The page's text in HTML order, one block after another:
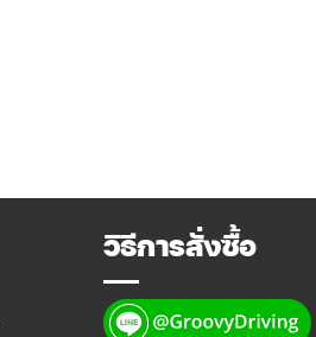
วิธีการสั่งซื้อ